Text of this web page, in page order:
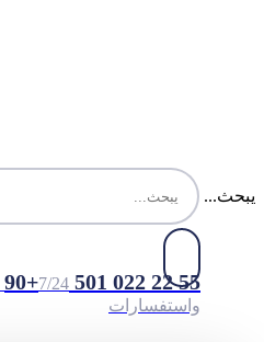
يبحث...
55 22 022 501 90+
واستفسارات